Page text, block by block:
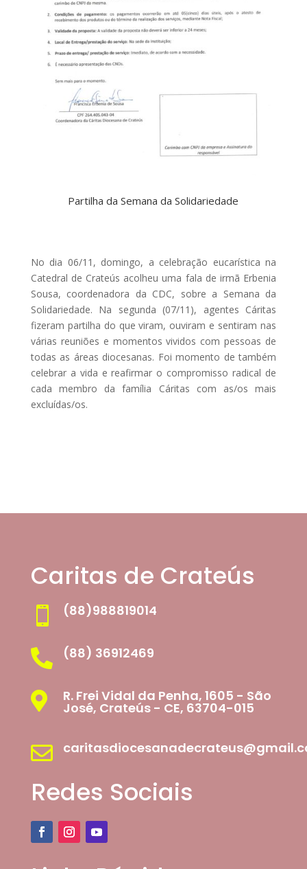
Partilha da Semana da Solidariedade
No dia 06/11, domingo, a celebração eucarística na
Catedral de Crateús acolheu uma fala de irmã Erbenia
Sousa, coordenadora da CDC, sobre a Semana da
Solidariedade. Na segunda (07/11), agentes Cáritas
fizeram partilha do que viram, ouviram e sentiram nas
várias reuniões e momentos vividos com pessoas de
todas as áreas diocesanas. Foi momento de também
celebrar a vida e reafirmar o compromisso radical de
cada membro da família Cáritas com as/os mais
excluídas/os.
Caritas de Crateús
 (88)988819014
 (88) 36912469
 R. Frei Vidal da Penha, 1605 - São
José, Crateús - CE, 63704-015

Redes Sociais